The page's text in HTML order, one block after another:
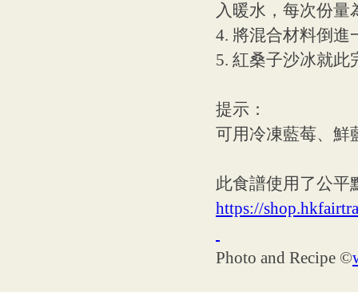
入暖水，每次份量
4. 將混合材料倒
5. 紅桑子沙冰就此
提示：
可用冷凍藍莓、鮮
此食譜使用了公平
https://
Photo and Recipe ©